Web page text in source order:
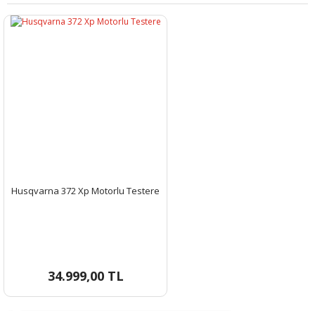
Yorum Yaz
Husqvarna 372 Xp Motorlu Testere
34.999,00 TL